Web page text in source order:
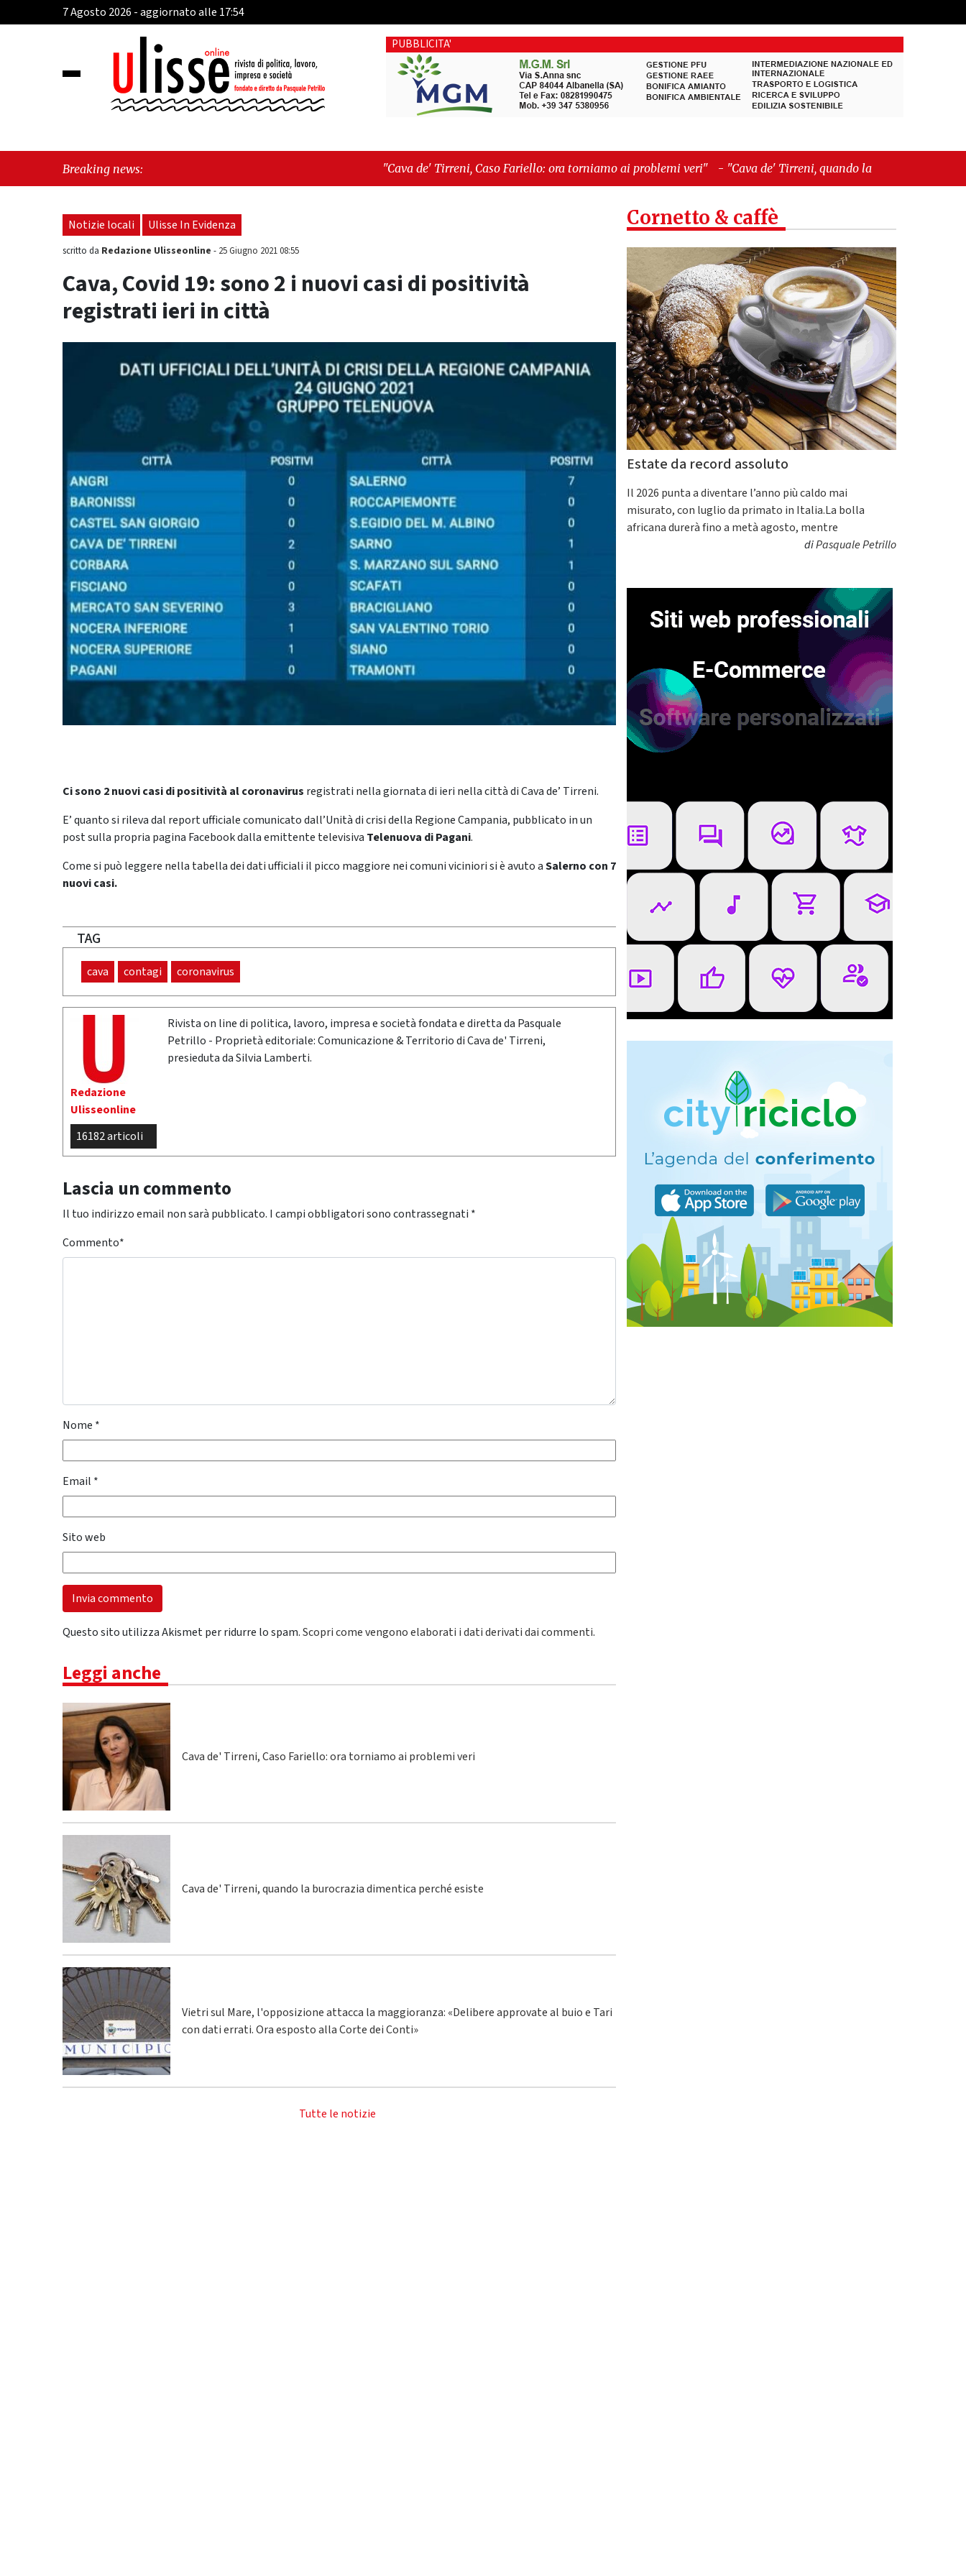
7 Agosto 2026 - aggiornato alle 17:54
PUBBLICITA'
Breaking news: "Cava de' Tirreni, Caso Fariello: ora torniamo ai problemi veri" -"Cava de' Tirreni, quando la burocrazia dimentica
perché esiste"
Notizie locali Ulisse In Evidenza
scritto da Redazione Ulisseonline - 25 Giugno 2021 08:55
Cava, Covid 19: sono 2 i nuovi casi di positività
registrati ieri in città
Ci sono 2 nuovi casi di positività al coronavirus registrati nella giornata di ieri nella città di Cava de’ Tirreni.
E’ quanto si rileva dal report ufficiale comunicato dall’Unità di crisi della Regione Campania, pubblicato in un
post sulla propria pagina Facebook dalla emittente televisiva Telenuova di Pagani.
Come si può leggere nella tabella dei dati ufficiali il picco maggiore nei comuni viciniori si è avuto aSalerno con 7
nuovicasi.
TAG
cava contagi coronavirus
Redazione
Ulisseonline
16182 articoli
Rivista on line di politica, lavoro, impresa e società fondata e diretta da Pasquale
Petrillo - Proprietà editoriale: Comunicazione & Territorio di Cava de' Tirreni,
presieduta da Silvia Lamberti.
Lascia un commento
Il tuo indirizzo email non sarà pubblicato. I campi obbligatori sono contrassegnati *
Commento*
Nome *
Email *
Sito web
Questo sito utilizza Akismet per ridurre lo spam.Scopri come vengono elaborati i dati derivati dai commenti.
Leggi anche
Cava de' Tirreni, Caso Fariello: ora torniamo ai problemi veri
Cava de' Tirreni, quando la burocrazia dimentica perché esiste
Vietri sul Mare, l'opposizione attacca la maggioranza: «Delibere approvate al buio e Tari
con dati errati. Ora esposto alla Corte dei Conti»
Tutte le notizie
Cornetto & caffè
Estate da record assoluto
Il 2026 punta a diventare l’anno più caldo mai
misurato, con luglio da primato in Italia.La bolla
africana durerà fino a metà agosto, mentre
diPasquale Petrillo